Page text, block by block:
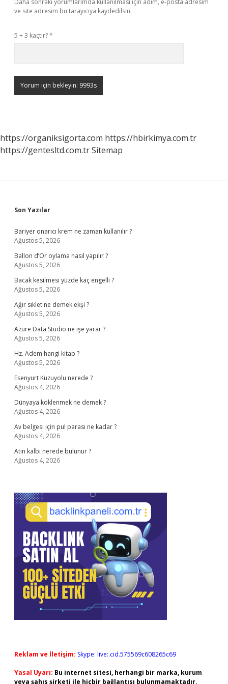
Daha sonraki yorumlarımda kullanılması için adım, e-posta adresim
ve site adresim bu tarayıcıya kaydedilsin.
5 + 3 kaçtır?*
https://organiksigorta.com https://hbirkimya.com.tr
https://gentesltd.com.trSitemap
Sidebar
Son Yazılar
Bariyer onarıcı krem ne zaman kullanılır ?
Ağustos 5, 2026
Ballon d’Or oylama nasıl yapılır ?
Ağustos 5, 2026
Bacak kesilmesi yüzde kaç engelli ?
Ağustos 5, 2026
Ağır sıklet ne demek ekşi ?
Ağustos 5, 2026
Azure Data Studio ne işe yarar ?
Ağustos 5, 2026
Hz. Adem hangi kitap ?
Ağustos 5, 2026
Esenyurt Kuzuyolu nerede ?
Ağustos 4, 2026
Dünyaya köklenmek ne demek ?
Ağustos 4, 2026
Av belgesi için pul parası ne kadar ?
Ağustos 4, 2026
Atın kalbi nerede bulunur ?
Ağustos 4, 2026
Reklam ve İletişim: Skype: live:.cid.575569c608265c69
Yasal Uyarı: Bu internet sitesi, herhangi bir marka, kurum
veya şahıs şirketi ile hiçbir bağlantısı bulunmamaktadır.